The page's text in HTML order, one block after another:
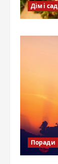
Дім і сад
Поради